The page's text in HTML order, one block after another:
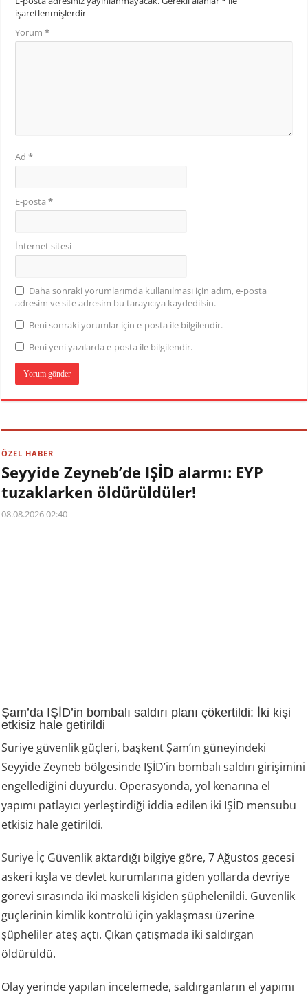
işaretlenmişlerdir
Yorum*
Ad*
E-posta*
İnternet sitesi
Daha sonraki yorumlarımda kullanılması için adım, e-posta
adresim ve site adresim bu tarayıcıya kaydedilsin.
Beni sonraki yorumlar için e-posta ile bilgilendir.
Beni yeni yazılarda e-posta ile bilgilendir.
ÖZEL HABER
Seyyide Zeyneb’de IŞİD alarmı: EYP
tuzaklarken öldürüldüler!
08.08.2026 02:40
Şam’da IŞİD’in bombalı saldırı planı çökertildi: İki kişi
etkisiz hale getirildi
Suriye güvenlik güçleri, başkent Şam’ın güneyindeki
Seyyide Zeyneb bölgesinde IŞİD’in bombalı saldırı girişimini
engellediğini duyurdu. Operasyonda, yol kenarına el
yapımı patlayıcı yerleştirdiği iddia edilen iki IŞİD mensubu
etkisiz hale getirildi.
Suriye İç Güvenlik aktardığı bilgiye göre, 7 Ağustos gecesi
askeri kışla ve devlet kurumlarına giden yollarda devriye
görevi sırasında iki maskeli kişiden şüphelenildi. Güvenlik
güçlerinin kimlik kontrolü için yaklaşması üzerine
şüpheliler ateş açtı. Çıkan çatışmada iki saldırgan
öldürüldü.
Olay yerinde yapılan incelemede, saldırganların el yapımı